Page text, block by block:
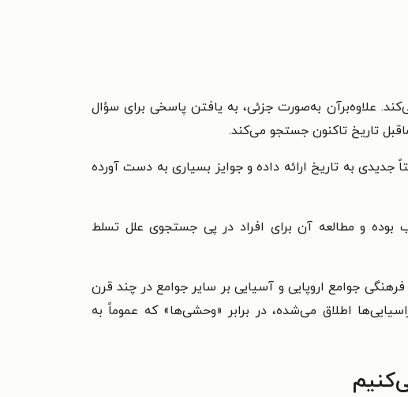
علاوه‌برآن به‌صورت جزئی، به یافتن پاسخی برای سؤال
تاریخ تاکنون جستجو می‌کند.
به تاریخ ارائه داده و جوایز بسیاری به دست آورده
بوده و مطالعه آن برای افراد در پی جستجوی علل تسلط
جوامع اروپایی و آسیایی بر سایر جوامع در چند قرن
اطلاق می‌شده، در برابر «وحشی‌ها» که عموماً به